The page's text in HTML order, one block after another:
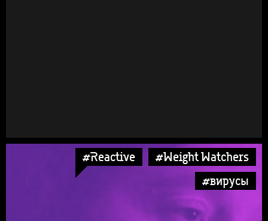
#Reactive
#Weight Watchers
#вирусы